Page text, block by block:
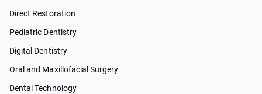
Direct Restoration
Pediatric Dentistry
Digital Dentistry
Oral and Maxillofacial Surgery
Dental Technology